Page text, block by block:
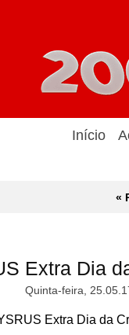
Início
«
Extra Dia
Quinta-feira,
Extra Dia da